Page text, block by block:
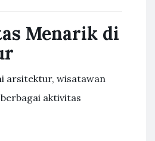
Menarik di
arsitektur, wisatawan
aktivitas